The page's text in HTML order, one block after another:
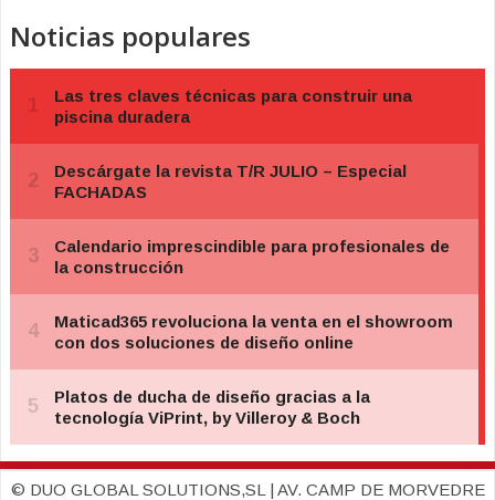
Noticias populares
© DUO GLOBAL SOLUTIONS,SL | AV. CAMP DE MORVEDRE